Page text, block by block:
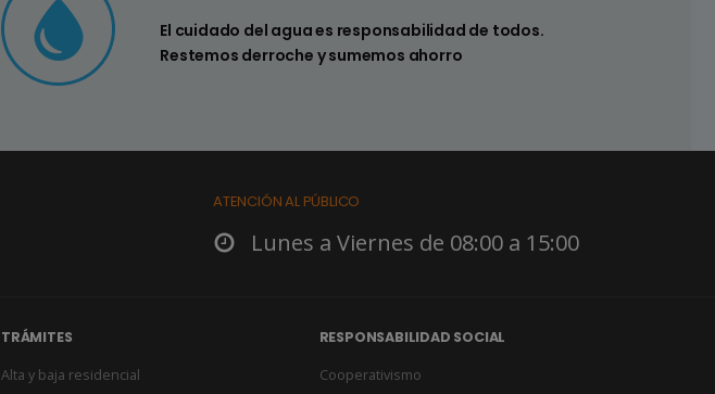
Controlar si hay pérdidas en los sistemas sanitarios de
su hogar
El cuidado del agua es responsabilidad de todos.
Restemos derroche y sumemos ahorro
ATENCIÓN AL PÚBLICO
Lunes a Viernes de 08:00 a 15:00
TRÁMITES
Alta y baja residencial
RESPONSABILIDAD SOCIAL
Cooperativismo